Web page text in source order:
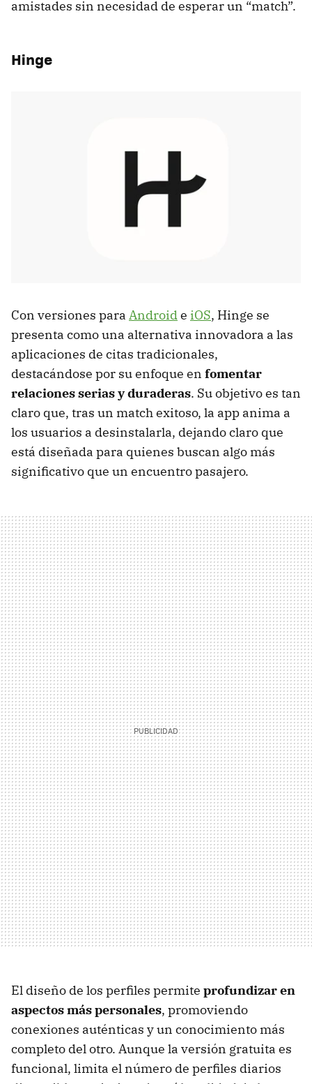
amistades sin necesidad de esperar un “match”.
Hinge
Con versiones para Androide iOS, Hinge se
presenta como una alternativa innovadora a las
aplicaciones de citas tradicionales,
destacándose por su enfoque en fomentar
relaciones serias y duraderas. Su objetivo es tan
claro que, tras un match exitoso, la app anima a
los usuarios a desinstalarla, dejando claro que
está diseñada para quienes buscan algo más
significativo que un encuentro pasajero.
El diseño de los perfiles permite profundizar en
aspectos más personales, promoviendo
conexiones auténticas y un conocimiento más
completo del otro. Aunque la versión gratuita es
funcional, limita el número de perfiles diarios